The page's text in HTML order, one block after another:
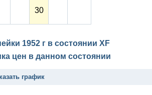
30
1952 г в состоянии XF
цен в данном состоянии
график